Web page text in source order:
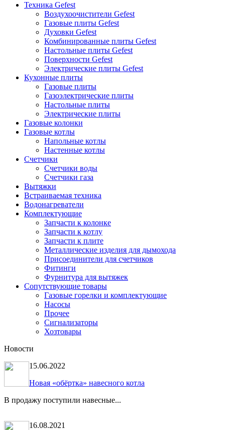
Техника Gefest
Воздухоочистители Gefest
Газовые плиты Gefest
Духовки Gefest
Комбинированные плиты Gefest
Настольные плиты Gefest
Поверхности Gefest
Электрические плиты Gefest
Кухонные плиты
Газовые плиты
Газоэлектрические плиты
Настольные плиты
Электрические плиты
Газовые колонки
Газовые котлы
Напольные котлы
Настенные котлы
Счетчики
Счетчики воды
Счетчики газа
Вытяжки
Встраиваемая техника
Водонагреватели
Комплектующие
Запчасти к колонке
Запчасти к котлу
Запчасти к плите
Металлические изделия для дымохода
Присоединители для счетчиков
Фитинги
Фурнитура для вытяжек
Сопутствующие товары
Газовые горелки и комплектующие
Насосы
Прочее
Сигнализаторы
Хозтовары
Новости
15.06.2022
Новая «обёртка» навесного котла
В продажу поступили навесные...
16.08.2021